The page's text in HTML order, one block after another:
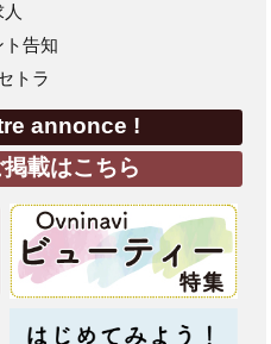
ト告知
トラ
annonce !
載はこちら